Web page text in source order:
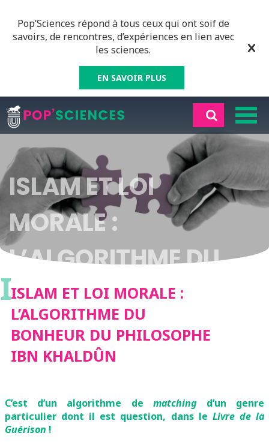
Pop’Sciences répond à tous ceux qui ont soif de
savoirs, de rencontres, d’expériences en lien avec
les sciences.
EN SAVOIR PLUS
ISLAM ET LOI
MORALE :
L’ALGORITHME DU
BONHEUR DU
PHILOSOPHE IBN
KHALDÛN
IISLAM ET LOI MORALE :
L’ALGORITHME DU
BONHEUR DU PHILOSOPHE
IBN KHALDÛN
C’est d’un algorithme de matchingd’un genre
particulier dont il est question, dans le Livre de la
Guérison !